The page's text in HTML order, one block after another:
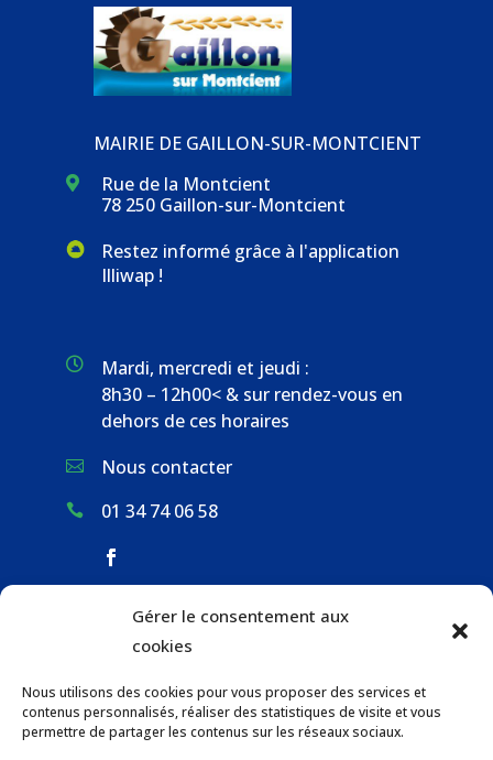
Gérer le consentement aux
cookies
Nous utilisons des cookies pour vous proposer des services et
contenus personnalisés, réaliser des statistiques de visite et vous
permettre de partager les contenus sur les réseaux sociaux.
MAIRIE DE GAILLON-SUR-MONTCIENT

Rue de la Montcient
78 250 Gaillon-sur-Montcient
Restez informé grâce à l'application
Illiwap !

Mardi, mercredi et jeudi :
8h30 – 12h00< & sur rendez-vous en
dehors de ces horaires
 Nous contacter
 01 34 74 06 58
GESTION DES DÉCHETS
URBANISME